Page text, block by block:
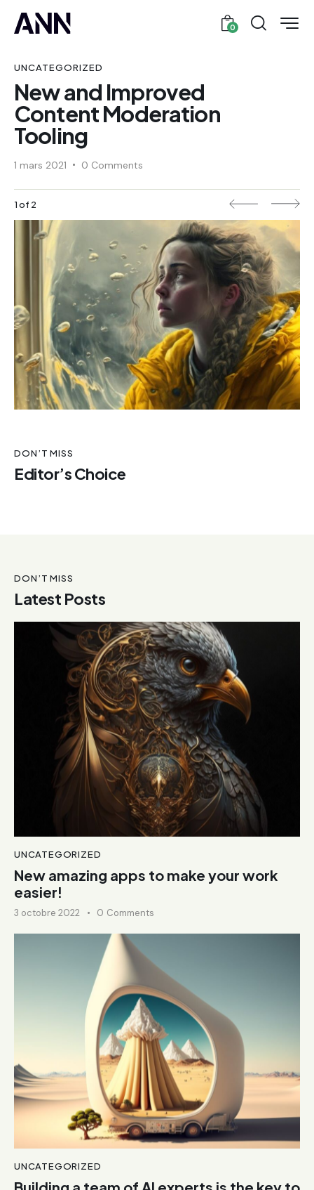
0
UNCATEGORIZED
New and Improved
Content Moderation
Tooling
1 mars 2021 0 Comments
1 of 2
DON’T MISS
Editor’s Choice
DON’T MISS
Latest Posts
UNCATEGORIZED
New amazing apps to make your work
easier!
3 octobre 2022 0 Comments
UNCATEGORIZED